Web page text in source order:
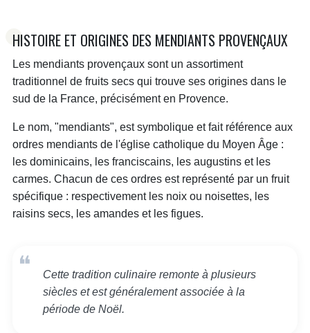
HISTOIRE ET ORIGINES DES MENDIANTS PROVENÇAUX
Les mendiants provençaux sont un assortiment
traditionnel de fruits secs qui trouve ses origines dans le
sud de la France, précisément en Provence.
Le nom, "mendiants", est symbolique et fait référence aux
ordres mendiants de l'église catholique du Moyen Âge :
les dominicains, les franciscains, les augustins et les
carmes. Chacun de ces ordres est représenté par un fruit
spécifique : respectivement les noix ou noisettes, les
raisins secs, les amandes et les figues.
Cette tradition culinaire remonte à plusieurs
siècles et est généralement associée à la
période de Noël.